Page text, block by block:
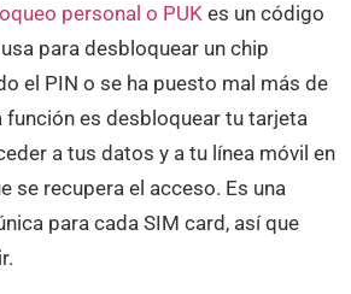
personal o PUK es un código
para desbloquear un chip
el PIN o se ha puesto mal más de
función es desbloquear tu tarjeta
a tus datos y a tu línea móvil en
se recupera el acceso. Es una
para cada SIM card, así que